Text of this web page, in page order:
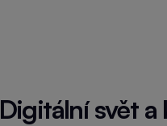
Digitální svět